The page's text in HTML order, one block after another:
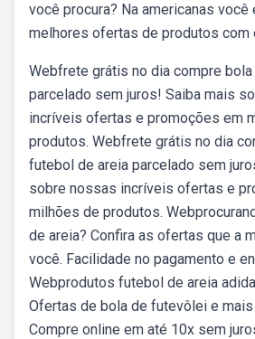
você procura? Na americanas você
melhores ofertas de produtos com
Webfrete grátis no dia compre
parcelado sem juros! Saiba mais
incríveis ofertas e promoções em
produtos. Webfrete grátis no dia
futebol de areia parcelado sem
sobre nossas incríveis ofertas e
milhões de produtos.
de areia? Confira as ofertas que a
você. Facilidade no pagamento e
Webprodutos futebol de areia
Ofertas de bola de futevôlei e
Compre online em até 10x sem